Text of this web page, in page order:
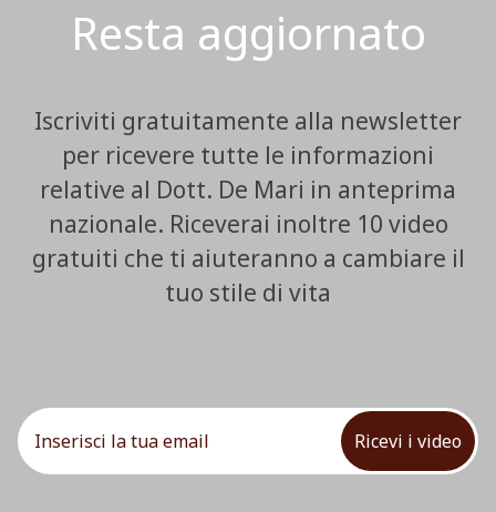
Resta aggiornato
Iscriviti gratuitamente alla newsletter
per ricevere tutte le informazioni
relative al Dott. De Mari in anteprima
nazionale. Riceverai inoltre 10 video
gratuiti che ti aiuteranno a cambiare il
tuo stile di vita
Ricevi i video